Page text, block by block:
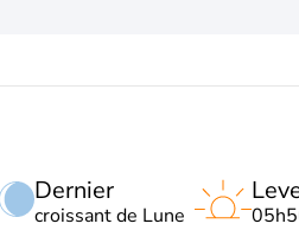
Dernier
croissant de Lune